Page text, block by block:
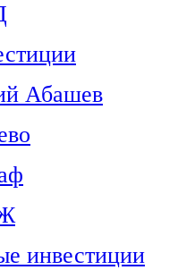
Абашев
инвестиции